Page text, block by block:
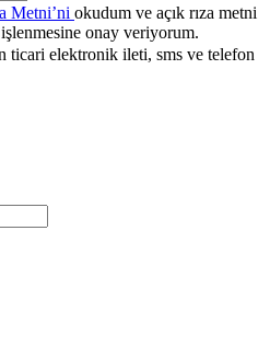
Metni’ni okudum ve açık rıza metni
onay veriyorum.
ticari elektronik ileti, sms ve telefon